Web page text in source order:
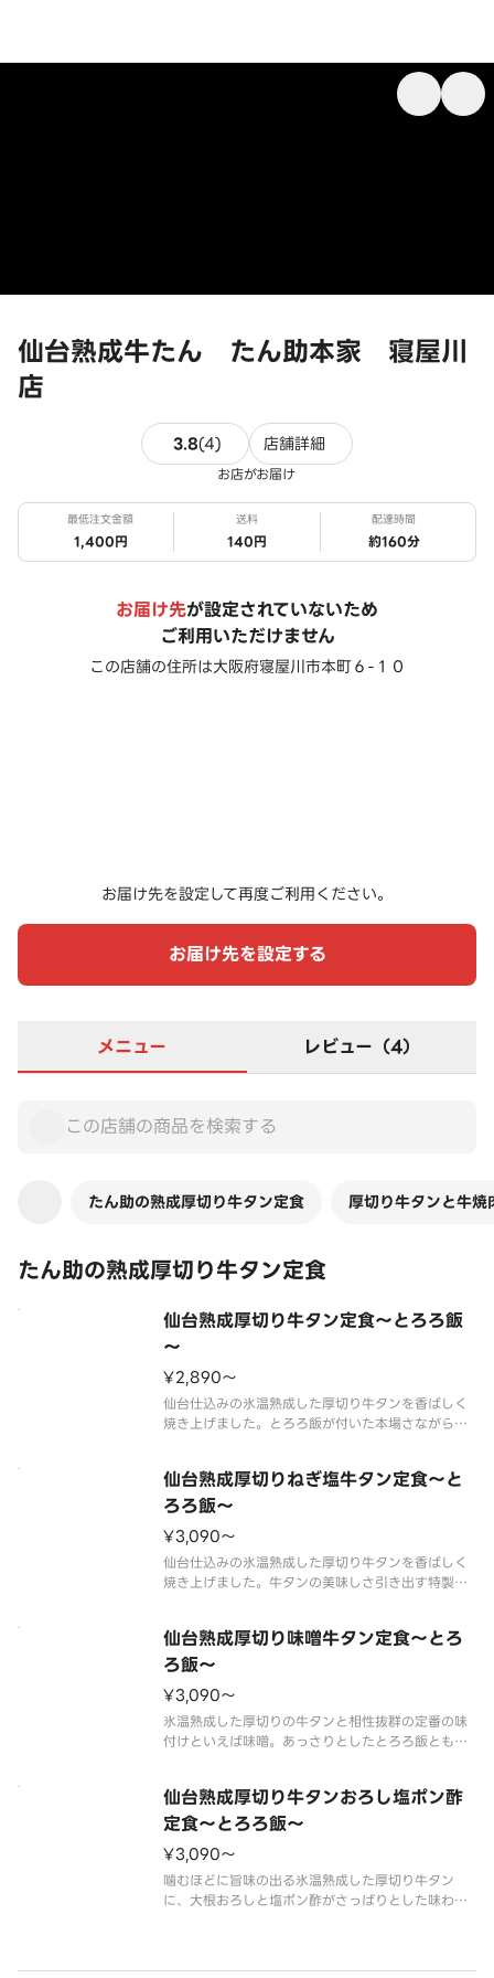
仙台熟成牛たん たん助本家 寝屋川
店
3.8(4) 4件のレビュー
店舗詳細
お店がお届け
最低注文金額
1,400円
送料
140円
配達時間
約160分
お届け先が設定されていないため
ご利用いただけません
この店舗の住所は大阪府寝屋川市本町６-１０
お届け先を設定して再度ご利用ください。
お届け先を設定する
メニュー レビュー（4）
たん助の熟成厚切り牛タン定食 厚切り牛タンと牛焼
たん助の熟成厚切り牛タン定食
仙台熟成厚切り牛タン定食～とろろ飯
～
¥2,890〜
仙台仕込みの氷温熟成した厚切り牛タンを香ばしく
焼き上げました。とろろ飯が付いた本場さながらの
※写真は牛タン約150g（調理前）です。
仙台熟成厚切りねぎ塩牛タン定食～と
ろろ飯～
¥3,090〜
仙台仕込みの氷温熟成した厚切り牛タンを香ばしく
焼き上げました。牛タンの美味しさ引き出す特製の
※写真は牛タン約150g（調理前）です。
仙台熟成厚切り味噌牛タン定食～とろ
ろ飯～
¥3,090〜
氷温熟成した厚切りの牛タンと相性抜群の定番の味
付けといえば味噌。あっさりとしたとろろ飯とも相
※写真は牛タン約150g（調理前）です。
仙台熟成厚切り牛タンおろし塩ポン酢
定食～とろろ飯～
¥3,090〜
噛むほどに旨味の出る氷温熟成した厚切り牛タン
に、大根おろしと塩ポン酢がさっぱりとした味わい